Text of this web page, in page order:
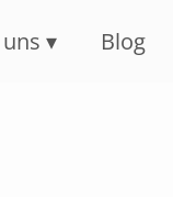
Blog